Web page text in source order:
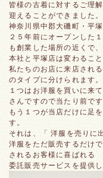
皆様の古着に対するご理
迎えることができました。
神奈川県中郡大磯町・平
２５年前にオープンした
も創業した場所の近くで、
本社と平塚店は変わるこ
私たちのお店に来店され
のタイプに分けられます。
１つはお洋服を買いに来
さんですので当たり前です
もう１つが当店だけに足
す。
それは、「 洋服を売りに
洋服をただ販売するだけ
されるお客様に喜ばれる
委託販売サービスを提供